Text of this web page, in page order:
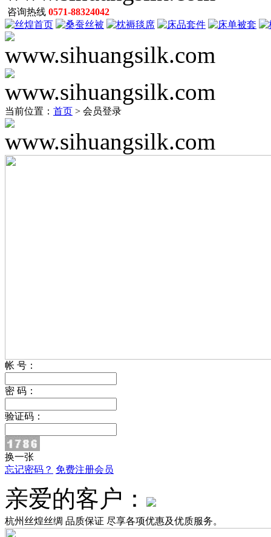
咨询热线 0571-88324042
当前位置： 首页 > 会员登录
帐 号：
密 码：
验证码：
换一张
忘记密码？ 免费注册会员
亲爱的客户：
杭州丝煌丝绸 品质保证 尽享各项优惠及优质服务。